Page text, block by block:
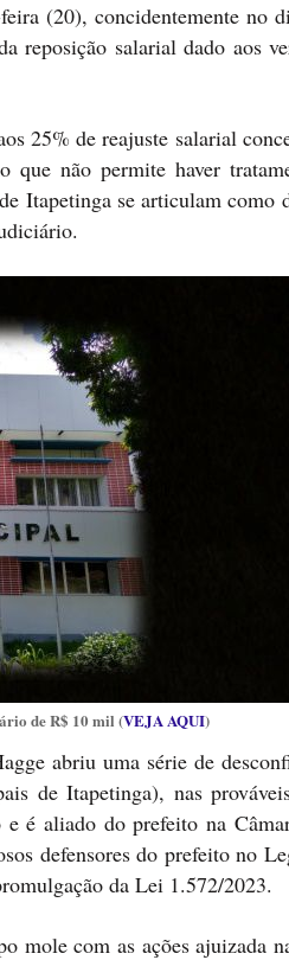
(20), concidentemente no
reposição salarial dado aos
25% de reajuste salarial
não permite haver
Itapetinga se articulam como
de R$ 10 mil (VEJA AQUI)
abriu uma série de
de Itapetinga), nas
é aliado do prefeito na
defensores do prefeito no
da Lei 1.572/2023.
mole com as ações ajuizada